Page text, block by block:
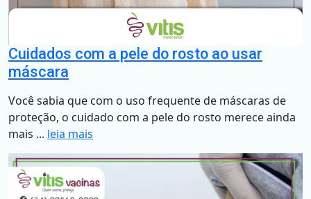
Cuidados com a pele do rosto ao usar
máscara
Você sabia que com o uso frequente de máscaras de
proteção, o cuidado com a pele do rosto merece ainda
mais ... leia mais